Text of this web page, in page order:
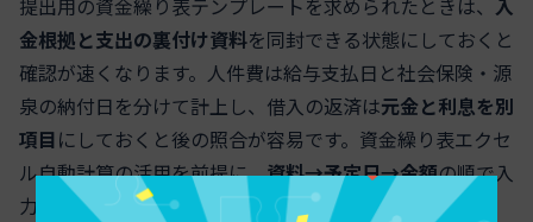
提出用の資金繰り表テンプレートを求められたときは、 入
金根拠と支出の裏付け資料を同封できる状態にしておくと
確認が速くなります。人件費は給与支払日と社会保険・源
泉の納付日を分けて計上し、借入の返済は元金と利息を別
項目 にしておくと後の照合が容易です。資金繰り表エクセ
ル自動計算の活用を前提に、資料→予定日→金額の順で入
力準備を整えるのが最短ルートです。